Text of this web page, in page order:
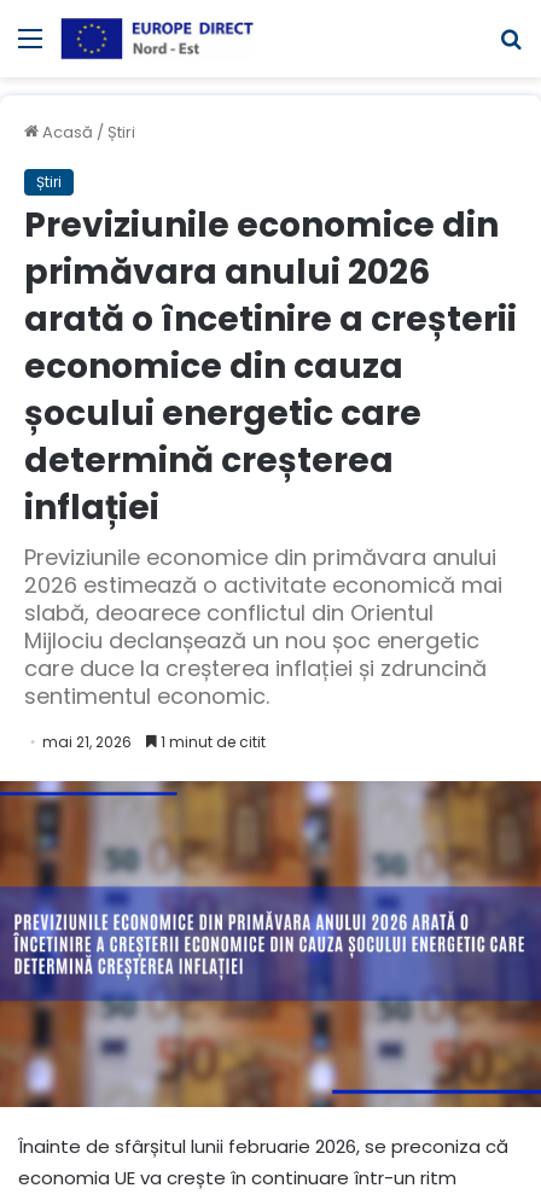
Meniul
Acasă / Știri
Știri
Previziunile economice din
primăvara anului 2026
arată o încetinire a creșterii
economice din cauza
șocului energetic care
determină creșterea
inflației
Previziunile economice din primăvara anului
2026 estimează o activitate economică mai
slabă, deoarece conflictul din Orientul
Mijlociu declanșează un nou șoc energetic
care duce la creșterea inflației și zdruncină
sentimentul economic.
mai 21, 2026 1 minut de citit
Înainte de sfârșitul lunii februarie 2026, se preconiza că
economia UE va crește în continuare într-un ritm